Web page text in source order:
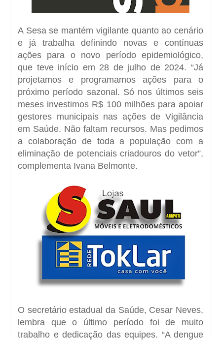
A Sesa se mantém vigilante quanto ao cenário
e já trabalha definindo novas e contínuas
ações para o novo período epidemiológico,
que teve início em 28 de julho de 2024. “Já
projetamos e programamos ações para o
próximo período sazonal. Só nos últimos seis
meses investimos R$ 100 milhões para apoiar
gestores municipais nas ações de Vigilância
em Saúde. Não faltam recursos. Mas pedimos
a colaboração de toda a população com a
eliminação de potenciais criadouros do vetor”,
complementa Ivana Belmonte.
O secretário estadual da Saúde, Cesar Neves,
lembra que o último período foi de muito
trabalho e dedicação das equipes. “A dengue